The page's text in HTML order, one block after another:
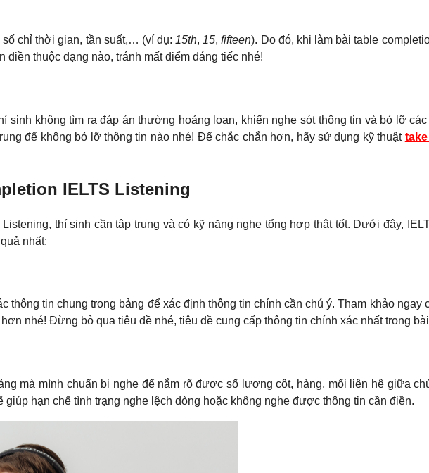
chỉ thời gian, tần suất,… (ví dụ: 15th, 15,fifteen). Do đó, khi làm bài table
thuộc dạng nào, tránh mất điểm đáng tiếc nhé!
sinh không tìm ra đáp án thường hoảng loạn, khiến nghe sót thông tin và bỏ lỡ
để không bỏ lỡ thông tin nào nhé! Để chắc chắn hơn, hãy sử dụng kỹ thuật
IELTS Listening
, thí sinh cần tập trung và có kỹ năng nghe tổng hợp thật tốt. Dưới đây,
nhất:
tin chung trong bảng để xác định thông tin chính cần chú ý. Tham khảo ngay
nhé! Đừng bỏ qua tiêu đề nhé, tiêu đề cung cấp thông tin chính xác nhất trong
mà mình chuẩn bị nghe để nắm rõ được số lượng cột, hàng, mối liên hệ giữa
hạn chế tình trạng nghe lệch dòng hoặc không nghe được thông tin cần điền.